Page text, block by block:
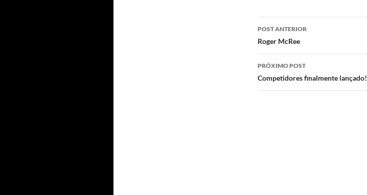
Navegação
de
posts
POST ANTERIOR
Roger McRee
PRÓXIMO POST
Competidores finalmente lançado!